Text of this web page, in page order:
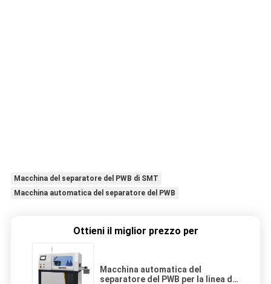
Macchina del separatore del PWB di SMT
Macchina automatica del separatore del PWB
Ottieni il miglior prezzo per
Macchina automatica del
separatore del PWB per la linea di